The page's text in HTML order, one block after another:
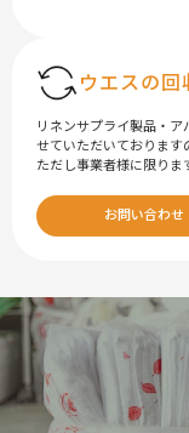
ウエスの回
リネンサプライ製品・
せていただいております
ただし事業者様に限りま
お問い合わせ